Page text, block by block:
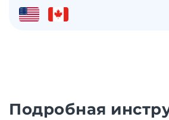
Подробная